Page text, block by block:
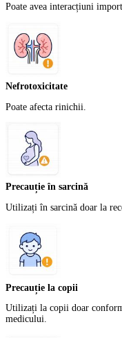
Poate avea interacțiuni
Nefrotoxicitate
Poate afecta rinichii.
Precauție în sarcină
Utilizați în sarcină doar la
Precauție la copii
Utilizați la copii doar
medicului.